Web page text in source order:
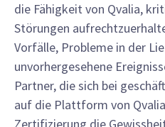
die Fähigkeit von Qvalia,
Störungen
Vorfälle, Probleme in der
unvorhergesehene
Partner, die sich bei
auf die Plattform von